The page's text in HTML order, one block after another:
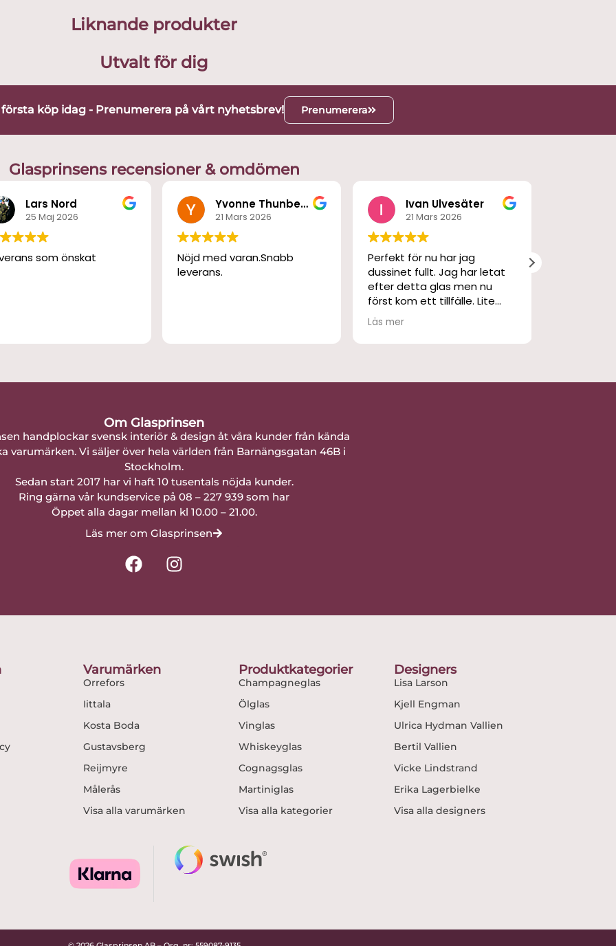
Liknande produkter
Utvalt för dig
köp idag - Prenumerera på vårt nyhetsbrev! Prenumerera
Glasprinsens recensioner & omdömen
Lars Nord
25 Maj 2026
som önskat
Yvonne Thunberg
21 Mars 2026
Nöjd med varan.Snabb
leverans.
Ivan Ulvesäter
21 Mars 2026
Perfekt för nu har jag
dussinet fullt. Jag har letat
efter detta glas men nu
först kom ett tillfälle. Lite
dyrt men det sved bara en
stund. Snabb leverans och
bra förpackat. Nöjd
Läs mer
Om Glasprinsen
handplockar svensk interiör & design åt våra kunder från kända
varumärken. Vi säljer över hela världen från Barnängsgatan 46B i
Stockholm.
Sedan start 2017 har vi haft 10 tusentals nöjda kunder.
Ring gärna vår kundservice på 08 – 227 939 som har
Öppet alla dagar mellan kl 10.00 – 21.00.
Läs mer om Glasprinsen
F
a
k
I
n
Varumärken
Orrefors
Iittala
Kosta Boda
Gustavsberg
Reijmyre
Målerås
Visa alla varumärken
Produktkategorier
Champagneglas
Ölglas
Vinglas
Whiskeyglas
Cognagsglas
Martiniglas
Visa alla kategorier
Designers
Lisa Larson
Kjell Engman
Ulrica Hydman Vallien
Bertil Vallien
Vicke Lindstrand
Erika Lagerbielke
Visa alla designers